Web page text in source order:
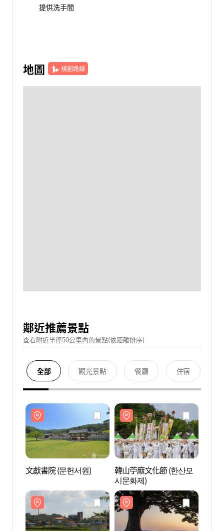
提供洗手間
地圖 規劃路線
鄰近推薦景點
查看附近半徑50公里內的景點(依距離排序)
全部 觀光景點 餐廳 住宿
文獻書院 (문헌서원)
韓山苧麻文化節 (한산모
시문화제)